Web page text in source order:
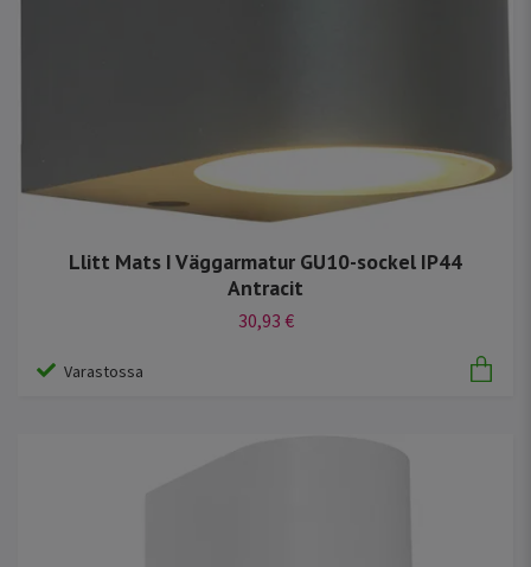
Llitt Mats I Väggarmatur GU10-sockel IP44
Antracit
30,93 €
Varastossa